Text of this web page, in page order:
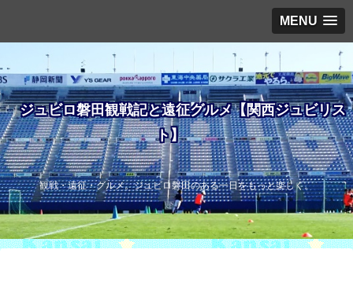
MENU
ジュビロ磐田観戦記と遠征グルメ【関西ジュビリス
ト】
観戦・遠征・グルメ。ジュビロ磐田のある一日をもっと楽しく。